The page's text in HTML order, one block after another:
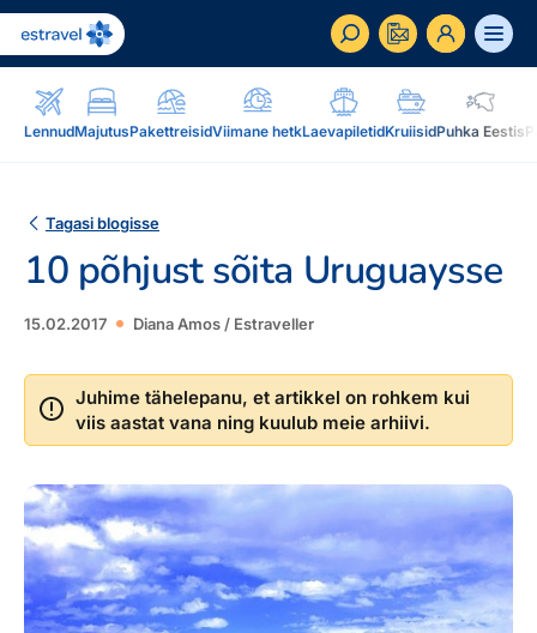
LennudMajutusPakettreisidViimane hetkLaevapiletidKruiisidPuhka Eestis
ET RU EN
Inspiratsioon & blogi
Blogi, sihtkohad, podcastid, ajakiri, uudiskiri...
Sihtkohad
Podcastid
Uudiskiri
Reisiajakiri Traveller
Järelmaks, Estraveli kinkekaart, Airalo eSim,
reisikaubad.ee...
Estraveli kinkekaart
Reisitarvete e-pood
Airalo eSIM
Boonuspunktid, Kuldkaart, Platinum kaart...
Kuldkaart
Platinum Club
Meist
Ettevõttest, kontaktid, reisikonsultandi teenus, tule
tööle, uudised...
Tagasi blogisse
10 põhjust sõita Uruguaysse
15.02.2017 Diana Amos / Estraveller
Juhime tähelepanu, et artikkel on rohkem kui
viis aastat vana ning kuulub meie arhiivi.